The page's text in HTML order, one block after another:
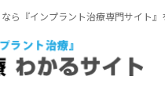
ら『インプラント治療専門サイト』